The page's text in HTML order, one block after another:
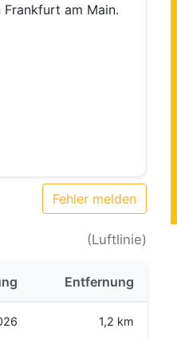
am Main.
Fehler melden
(Luftlinie)
Entfernung
1,2 km